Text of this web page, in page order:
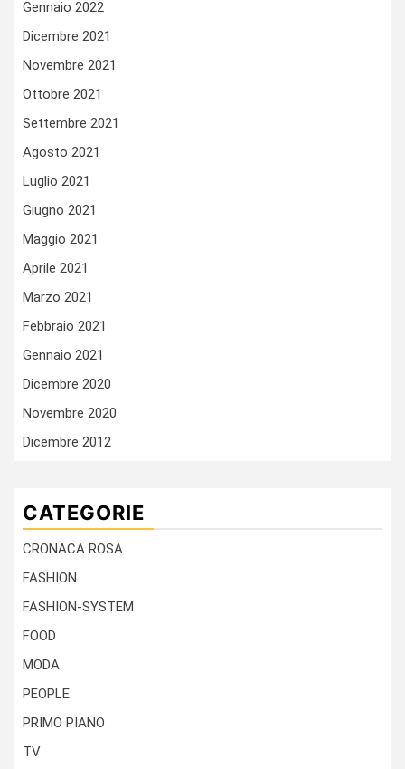
Gennaio 2022
Dicembre 2021
Novembre 2021
Ottobre 2021
Settembre 2021
Agosto 2021
Luglio 2021
Giugno 2021
Maggio 2021
Aprile 2021
Marzo 2021
Febbraio 2021
Gennaio 2021
Dicembre 2020
Novembre 2020
Dicembre 2012
CATEGORIE
CRONACA ROSA
FASHION
FASHION-SYSTEM
FOOD
MODA
PEOPLE
PRIMO PIANO
TV